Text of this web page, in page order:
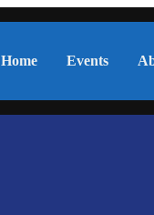
Home Events